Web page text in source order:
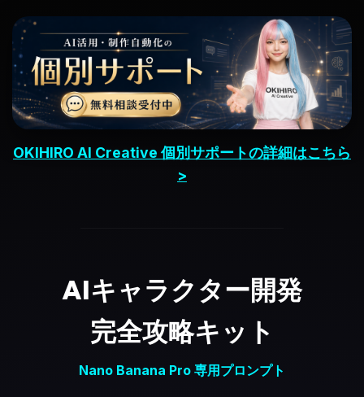
OKIHIRO AI Creative 個別サポートの詳細はこちら
>
AIキャラクター開発
完全攻略キット
Nano Banana Pro 専用プロンプト